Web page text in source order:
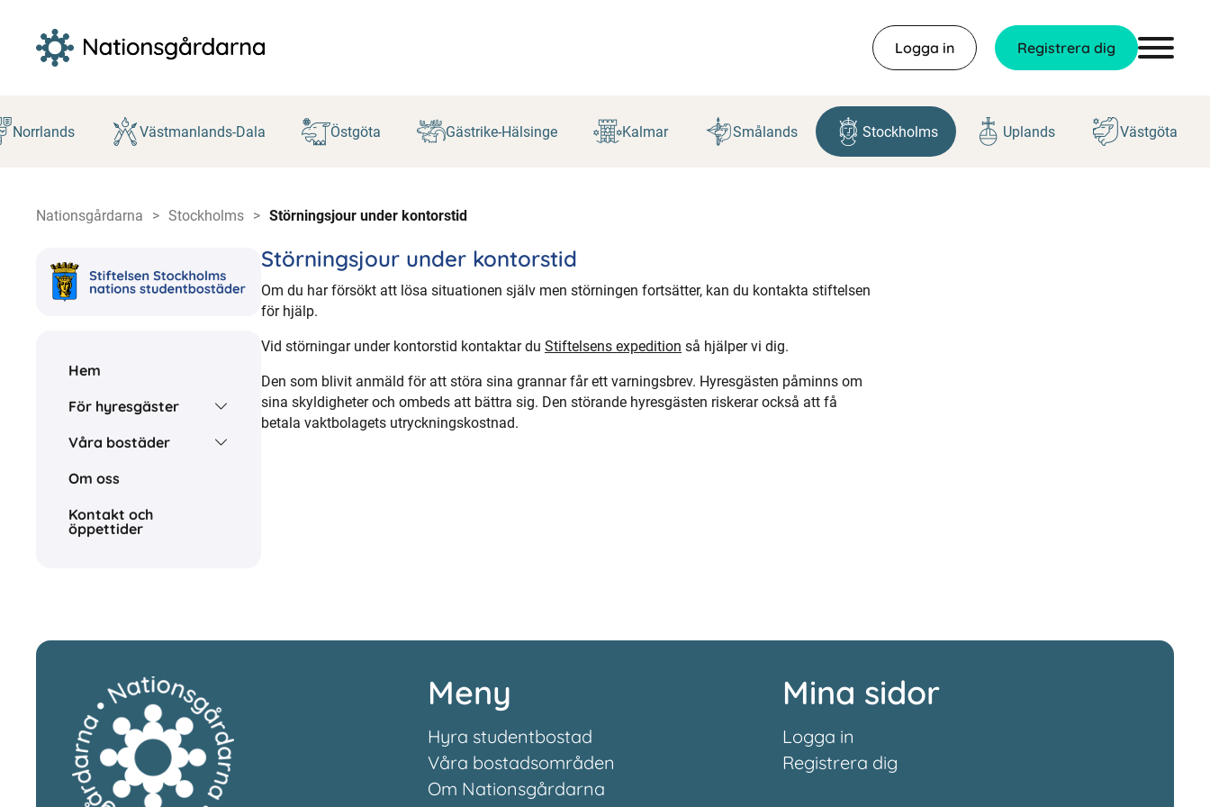
till
innehåll
Logga in Registrera dig
Norrlands Västmanlands-Dala Östgöta Gästrike-Hälsinge Kalmar Smålands Stockholms Uplands Västgöta
Nationsgårdarna Stockholms Störningsjour under kontorstid
Hem
För hyresgäster
Våra bostäder
Om oss
Kontakt och
öppettider
Störningsjour under kontorstid
Om du har försökt att lösa situationen själv men störningen fortsätter, kan du kontakta stiftelsen
för hjälp.
Vid störningar under kontorstid kontaktar du Stiftelsens expedition så hjälper vi dig.
Den som blivit anmäld för att störa sina grannar får ett varningsbrev. Hyresgästen påminns om
sina skyldigheter och ombeds att bättra sig. Den störande hyresgästen riskerar också att få
betala vaktbolagets utryckningskostnad.
Meny
Hyra studentbostad
Våra bostadsområden
Om Nationsgårdarna
Mina sidor
Logga in
Registrera dig